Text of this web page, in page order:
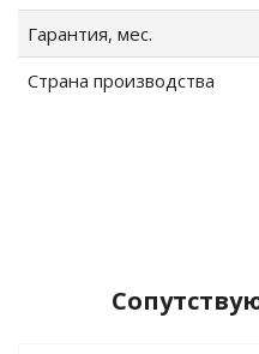
Гарантия, мес.
Страна производства